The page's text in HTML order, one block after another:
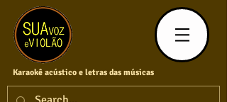
Karaokê acústico e letras das músicas